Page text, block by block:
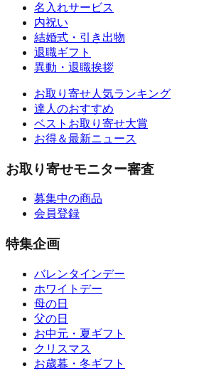
名入れサービス
内祝い
結婚式・引き出物
退職ギフト
異動・退職挨拶
お取り寄せ人気ランキング
達人のおすすめ
ベストお取り寄せ大賞
お得＆最新ニュース
お取り寄せモニター審査
募集中の商品
会員登録
特集企画
バレンタインデー
ホワイトデー
母の日
父の日
お中元・夏ギフト
クリスマス
お歳暮・冬ギフト